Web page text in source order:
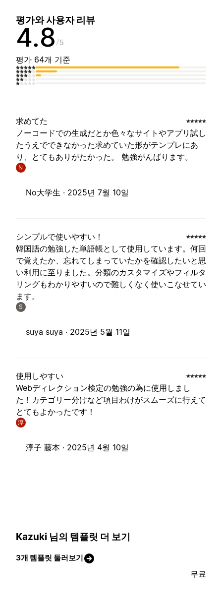
평가와 사용자 리뷰
4.8 5
평가 64개 기준
求めてた
ノーコードでの生成だとか色々なサイトやアプリ試し
たうえでできなかった求めていた形がテンプレにあ
り、とてもありがたかった。 勉強がんばります。
N
No大学生 · 2025년 7월 10일
シンプルで使いやすい！
韓国語の勉強した単語帳として使用しています。何回
で覚えたか、忘れてしまっていたかを確認したいと思
い利用に至りました。分類のカスタマイズやフィルタ
リングもわかりやすいので難しくなく使いこなせてい
ます。
S
suya suya · 2025년 5월 11일
使用しやすい
Webディレクション検定の勉強の為に使用しまし
た！カテゴリー分けなど項目わけがスムーズに行えて
とてもよかったです！
淳
淳子 藤本 · 2025년 4월 10일
Kazuki 님의 템플릿 더 보기
3개 템플릿 둘러보기
무료